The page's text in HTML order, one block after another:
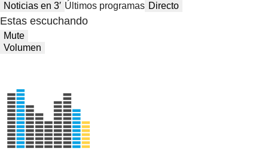
Noticias en 3′ Últimos programas Directo
Estas escuchando
Mute
Volumen